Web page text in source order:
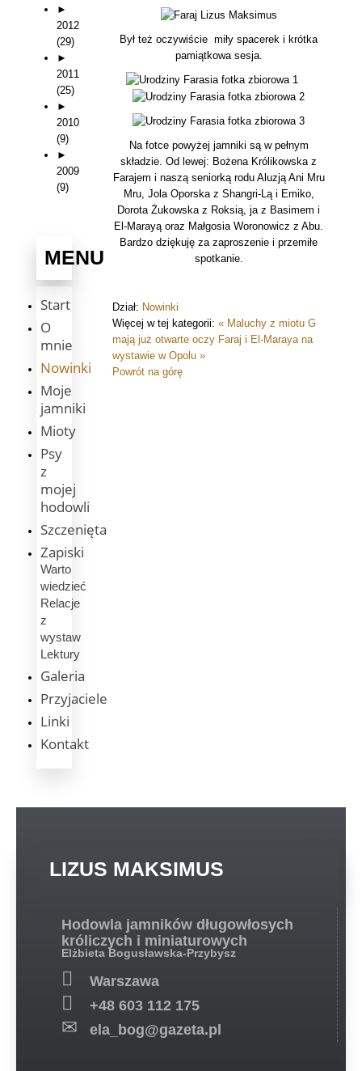
Był też oczywiście miły spacerek i krótka
pamiątkowa sesja.
Na fotce powyżej jamniki są w pełnym
składzie. Od lewej: Bożena Królikowska z
Farajem i naszą seniorką rodu Aluzją Ani Mru
Mru, Jola Oporska z Shangri-Lą i Emiko,
Dorota Żukowska z Roksią, ja z Basimem i
El-Marayą oraz Małgosia Woronowicz z Abu.
Bardzo dziękuję za zaproszenie i przemiłe
spotkanie.
Dział: Nowinki
Więcej w tej kategorii: « Maluchy z miotu G
mają już otwarte oczy Faraj i El-Maraya na
wystawie w Opolu »
Powrót na górę
►
2012
(29)
►
2011
(25)
►
2010
(9)
►
2009
(9)
MENU
Start
O
mnie
Nowinki
Moje
jamniki
Mioty
Psy
z
mojej
hodowli
Szczenięta
Zapiski
Warto
wiedzieć
Relacje
z
wystaw
Lektury
Galeria
Przyjaciele
Linki
Kontakt
LIZUS MAKSIMUS
Hodowla jamników długowłosych
króliczych i miniaturowych
Elżbieta Bogusławska-Przybysz
Warszawa
+48 603 112 175
ela_bog@gazeta.pl